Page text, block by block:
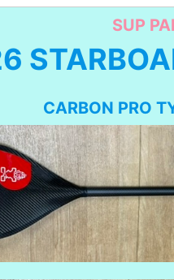
SUP
CARBON PRO